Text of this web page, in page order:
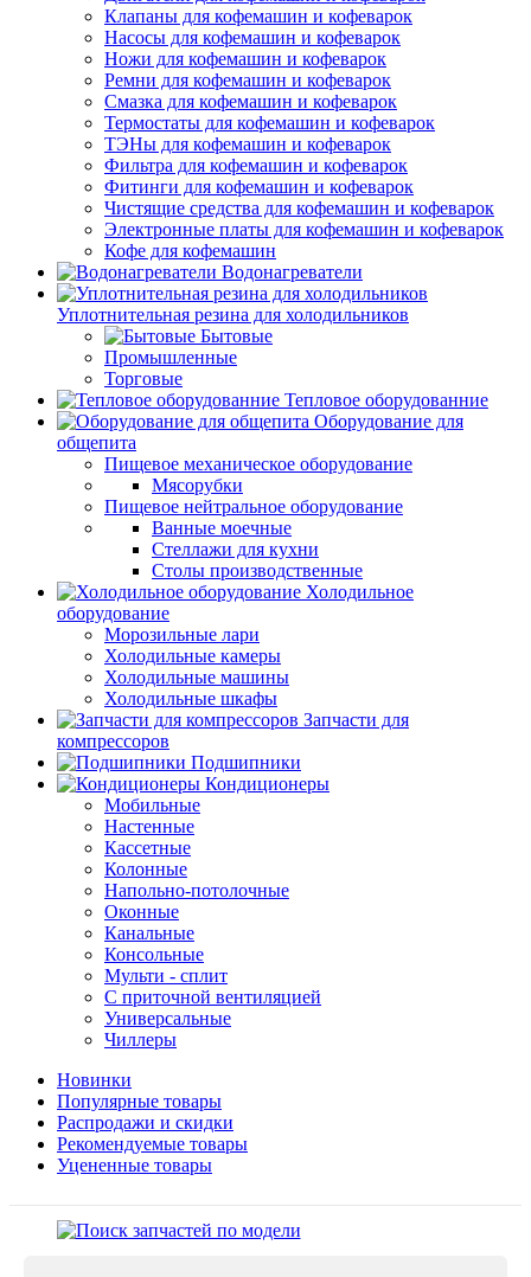
Клапаны для кофемашин и кофеварок
Насосы для кофемашин и кофеварок
Ножи для кофемашин и кофеварок
Ремни для кофемашин и кофеварок
Смазка для кофемашин и кофеварок
Термостаты для кофемашин и кофеварок
ТЭНы для кофемашин и кофеварок
Фильтра для кофемашин и кофеварок
Фитинги для кофемашин и кофеварок
Чистящие средства для кофемашин и кофеварок
Электронные платы для кофемашин и кофеварок
Кофе для кофемашин
Водонагреватели
Уплотнительная резина для холодильников
Бытовые
Промышленные
Торговые
Тепловое оборудованние
Оборудование для
общепита
Пищевое механическое оборудование
Мясорубки
Пищевое нейтральное оборудование
Ванные моечные
Стеллажи для кухни
Столы производственные
Холодильное
оборудование
Морозильные лари
Холодильные камеры
Холодильные машины
Холодильные шкафы
Запчасти для
компрессоров
Подшипники
Кондиционеры
Мобильные
Настенные
Кассетные
Колонные
Напольно-потолочные
Оконные
Канальные
Консольные
Мульти - сплит
С приточной вентиляцией
Универсальные
Чиллеры
Новинки
Популярные товары
Распродажи и скидки
Рекомендуемые товары
Уцененные товары